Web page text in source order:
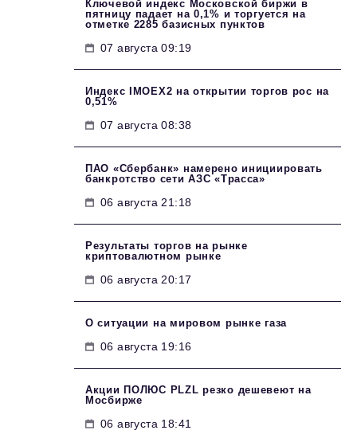
Ключевой индекс Московской биржи в
пятницу падает на 0,1% и торгуется на
отметке 2285 базисных пунктов
07 августа 09:19
Индекс IMOEX2 на открытии торгов рос на
0,51%
07 августа 08:38
ПАО «Сбербанк» намерено инициировать
банкротство сети АЗС «Трасса»
06 августа 21:18
Результаты торгов на рынке
криптовалютном рынке
06 августа 20:17
О ситуации на мировом рынке газа
06 августа 19:16
Акции ПОЛЮС PLZL резко дешевеют на
Мосбирже
06 августа 18:41